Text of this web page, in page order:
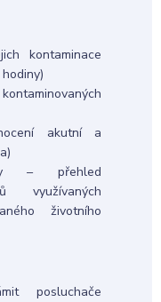
kontaminace
akutní a
– přehled
využívaných
životního
posluchače